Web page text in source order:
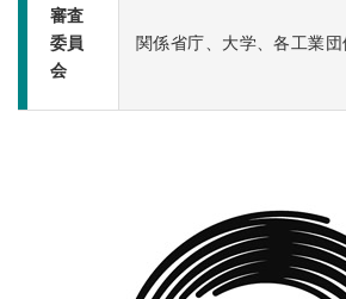
審査
委員
会
関係省庁、大学、各工業